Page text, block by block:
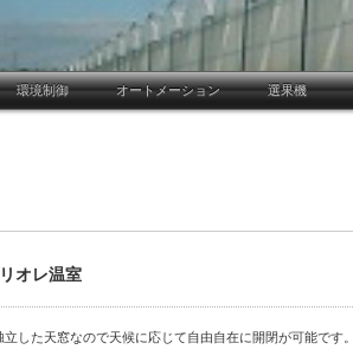
環境制御 オートメーション 選果機
オレ温室
立した天窓なので天候に応じて自由自在に開閉が可能です。